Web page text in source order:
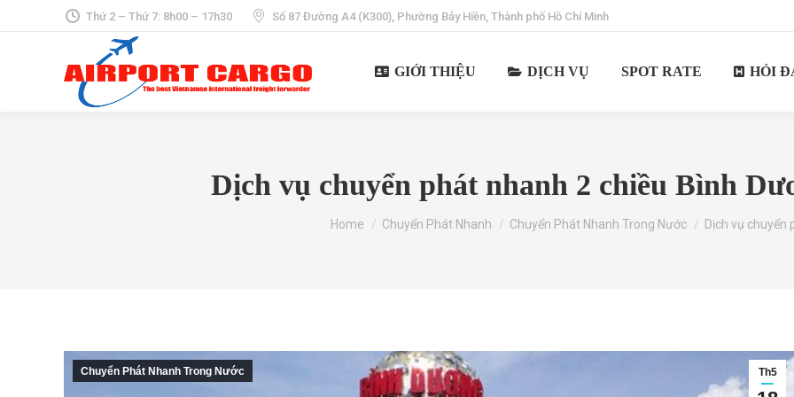
Thứ 2 – Thứ 7: 8h00 – 17h30 Số 87 Đường A4 (K300), Phường Bảy Hiền, Thành phố Hồ Chí Minh
GIỚI THIỆU DỊCH VỤ SPOT RATE HỎI
Dịch vụ chuyển phát nhanh 2 chiều Bình
You are here:
Home Chuyển Phát Nhanh Chuyển Phát Nhanh Trong Nước Dịch vụ chuyển
Th5
Chuyển Phát Nhanh Trong Nước